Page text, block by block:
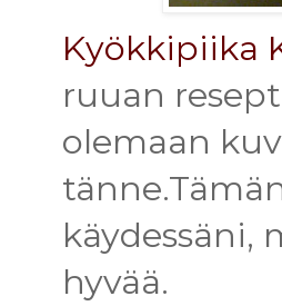
Kyökkipiika
ruuan
olemaan
käydessäni,
hyvää.